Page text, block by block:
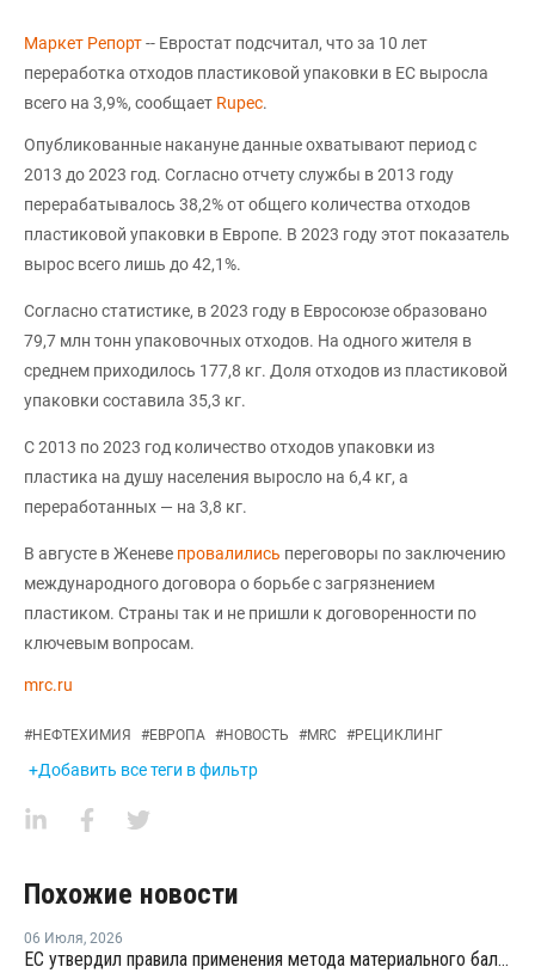
Маркет Репорт-- Евростат подсчитал, что за 10 лет
переработка отходов пластиковой упаковки в ЕС выросла
всего на 3,9%, сообщает Rupec.
Опубликованные накануне данные охватывают период с
2013 до 2023 год. Согласно отчету службы в 2013 году
перерабатывалось 38,2% от общего количества отходов
пластиковой упаковки в Европе. В 2023 году этот показатель
вырос всего лишь до 42,1%.
Согласно статистике, в 2023 году в Евросоюзе образовано
79,7 млн тонн упаковочных отходов. На одного жителя в
среднем приходилось 177,8 кг. Доля отходов из пластиковой
упаковки составила 35,3 кг.
С 2013 по 2023 год количество отходов упаковки из
пластика на душу населения выросло на 6,4 кг, а
переработанных — на 3,8 кг.
В августе в Женеве провалились переговоры по заключению
международного договора о борьбе с загрязнением
пластиком. Страны так и не пришли к договоренности по
ключевым вопросам.
mrc.ru
#НЕФТЕХИМИЯ #ЕВРОПА #НОВОСТЬ #MRC #РЕЦИКЛИНГ
+Добавить все теги в фильтр
Похожие новости
06 Июля, 2026
ЕС утвердил правила применения метода материального баланса для химической переработки ПЭТ-бутылок